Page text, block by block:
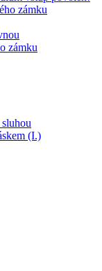
zámku
zámku
(I.)